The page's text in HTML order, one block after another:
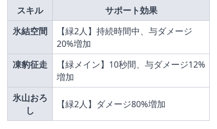
スキル
サポート効果
氷結空間
【緑2人】持続時間中、与ダメージ
20%増加
凍豹征走
【緑メイン】10秒間、与ダメージ12%
増加
氷山おろ
し
【緑2人】ダメージ80%増加